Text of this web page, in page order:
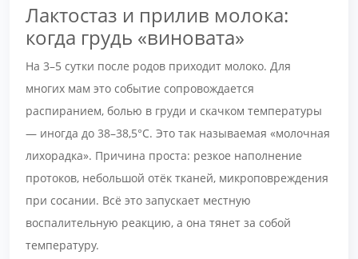
Лактостаз и прилив молока:
когда грудь «виновата»
На 3–5 сутки после родов приходит молоко. Для
многих мам это событие сопровождается
распиранием, болью в груди и скачком температуры
— иногда до 38–38,5°С. Это так называемая «молочная
лихорадка». Причина проста: резкое наполнение
протоков, небольшой отёк тканей, микроповреждения
при сосании. Всё это запускает местную
воспалительную реакцию, а она тянет за собой
температуру.